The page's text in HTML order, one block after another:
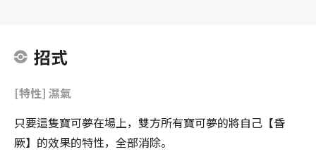
招式
[特性] 濕氣
只要這隻寶可夢在場上，雙方所有寶可夢的將自己【昏
厥】的效果的特性，全部消除。